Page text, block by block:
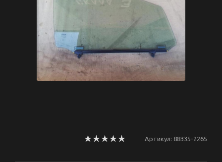
Артикул: 88335-2265